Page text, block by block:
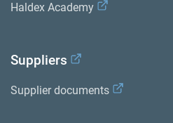
Haldex Academy
Suppliers
Supplier documents